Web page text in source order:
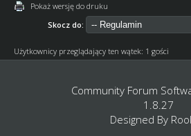
Pokaż wersję do druku
Skocz do:
Użytkownicy przeglądający ten wątek: 1 gości
Community Forum
1.8.27
Designed By